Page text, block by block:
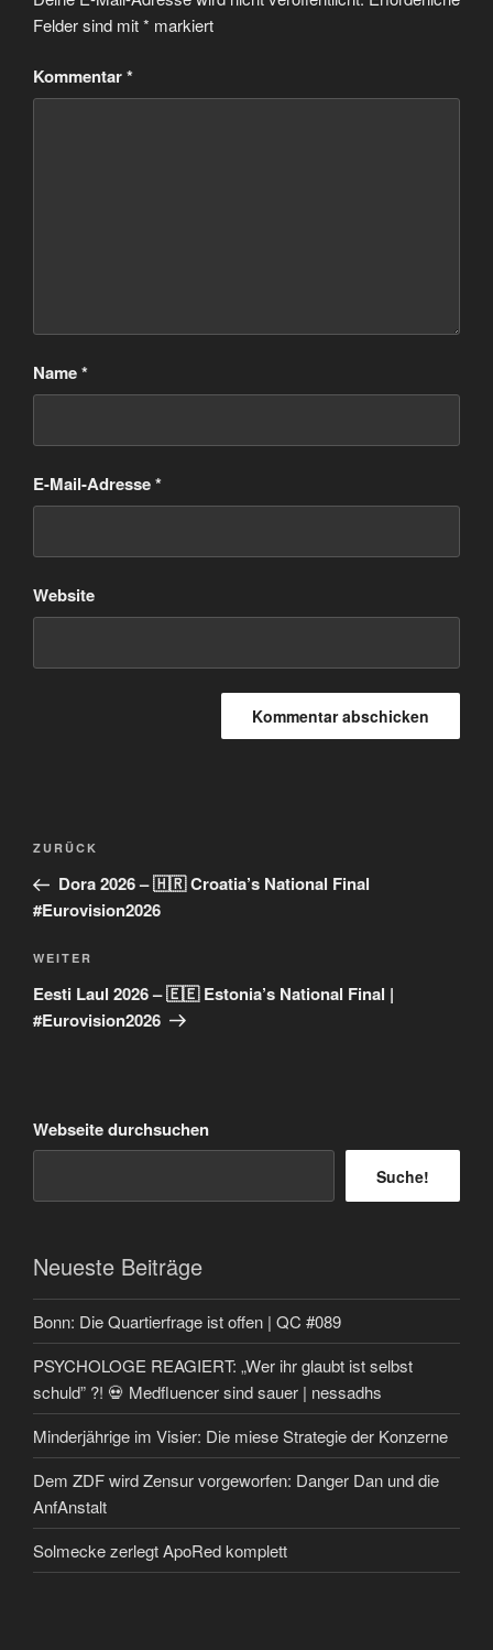
Felder sind mit* markiert
Kommentar*
Name*
E-Mail-Adresse*
Website
Beitragsnavigation
Vorheriger
Beitrag
ZURÜCK
Dora 2026 – 🇭🇷 Croatia’s National Final
#Eurovision2026
Nächster
Beitrag
WEITER
Eesti Laul 2026 – 🇪🇪 Estonia’s National Final |
#Eurovision2026
Webseite durchsuchen
Suche!
Neueste Beiträge
Bonn: Die Quartierfrage ist offen | QC #089
PSYCHOLOGE REAGIERT: „Wer ihr glaubt ist selbst
schuld” ?! 💀 Medfluencer sind sauer | nessadhs
Minderjährige im Visier: Die miese Strategie der Konzerne
Dem ZDF wird Zensur vorgeworfen: Danger Dan und die
AnfAnstalt
Solmecke zerlegt ApoRed komplett